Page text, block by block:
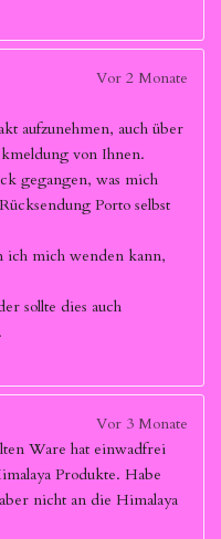
Vor 2 Monate
aufzunehmen, auch über
von Ihnen.
gegangen, was mich
Porto selbst
ich mich wenden kann,
sollte dies auch
Vor 3 Monate
Ware hat einwadfrei
Produkte. Habe
nicht an die Himalaya